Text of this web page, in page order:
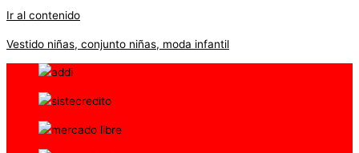
Ir al contenido
Vestido niñas, conjunto niñas, moda infantil